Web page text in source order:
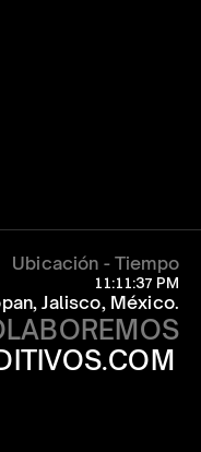
Ubicación - Tiempo
11:11:37 PM
Jalisco, México.